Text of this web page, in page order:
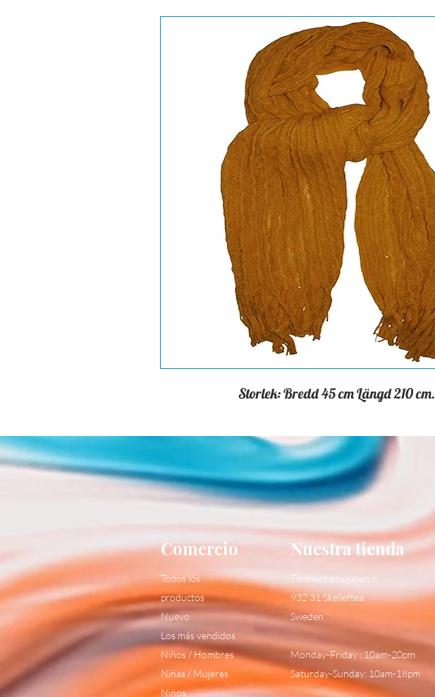
Storlek: Bredd 45 cm Längd 210 cm.
Comercio
Todos los
productos
Nuevo
Los más vendidos
Niños / Hombres
Niñas / Mujeres
Niños
Nuestra tienda
Timmermansgatan 6
932 31 Skelleftea
Sweden
Monday-Friday : 10am-20pm
Saturday-Sunday: 10am-18pm